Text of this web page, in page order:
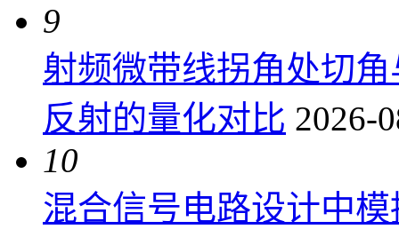
9
射频微带线拐角处切
反射的量化对比 2026-
10
混合信号电路设计中